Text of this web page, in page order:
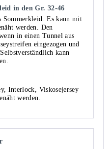
in den Gr. 32-46
Es kann mit
werden. Den
in einen Tunnel aus
eingezogen und
kann
Interlock, Viskosejersey
werden.